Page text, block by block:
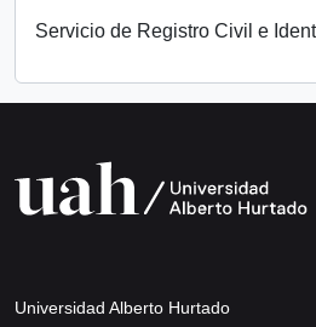
Servicio de Registro Civil e
Universidad Alberto Hurtado